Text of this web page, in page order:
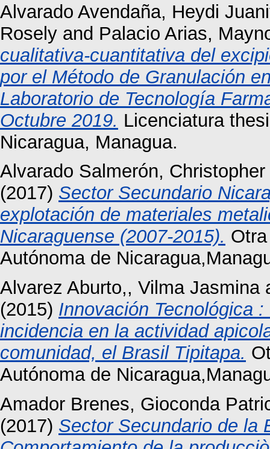
Alvarado Avendaña, Heydi
Rosely and Palacio Arias,
cualitativa-cuantitativa del
por el Método de Granulación
Laboratorio de Tecnología
Octubre 2019. Licenciatura
Nicaragua, Managua.
Alvarado Salmerón, Christopher
(2017) Sector Secundario
explotación de materiales
Nicaraguense (2007-2015).
Autónoma de
Alvarez Aburto,, Vilma Jasmina
(2015) Innovación Tecnológica
incidencia en la actividad
comunidad, el Brasil Tipitapa.
Autónoma de
Amador Brenes, Gioconda
(2017) Sector Secundario de la